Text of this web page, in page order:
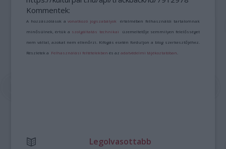
Kommentek:
A hozzászólások avonatkozó jogszabályok értelmében felhasználói tartalomnak
minősülnek, értük a szolgáltatás technikai üzemeltetője semmilyen felelősséget
nem vállal, azokat nem ellenőrzi. Kifogás esetén forduljon a blog szerkesztőjéhez.
Részletek a Felhasználási feltételekben és azadatvédelmi tájékoztatóban
Legolvasottabb